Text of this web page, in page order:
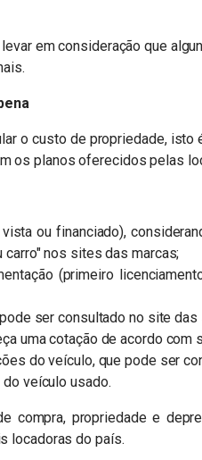
em consideração que
o custo de propriedade, isto
os planos oferecidos pelas
ou financiado),
nos sites das marcas;
(primeiro
ser consultado no site
uma cotação de acordo com
do veículo, que pode ser
veículo usado.
compra, propriedade e
locadoras do país.